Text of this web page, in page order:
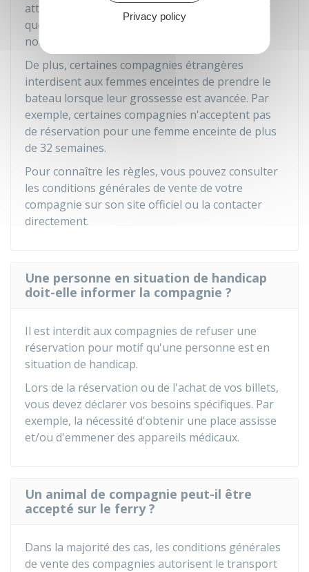
attestation médicale soit produite pour certifier
que le voyage est possible (sans préciser le
nombre de semaines de grossesse).
De plus, certaines compagnies étrangères
interdisent aux femmes enceintes de prendre le
bateau lorsque leur grossesse est avancée. Par
exemple, certaines compagnies n'acceptent pas
de réservation pour une femme enceinte de plus
de 32 semaines.
Pour connaître les règles, vous pouvez consulter
les conditions générales de vente de votre
compagnie sur son site officiel ou la contacter
directement.
Une personne en situation de handicap
doit-elle informer la compagnie ?
Il est interdit aux compagnies de refuser une
réservation pour motif qu'une personne est en
situation de handicap.
Lors de la réservation ou de l'achat de vos billets,
vous devez déclarer vos besoins spécifiques. Par
exemple, la nécessité d'obtenir une place assisse
et/ou d'emmener des appareils médicaux.
Un animal de compagnie peut-il être
accepté sur le ferry ?
Dans la majorité des cas, les conditions générales
de vente des compagnies autorisent le transport
Privacy policy